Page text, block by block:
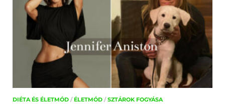
DIÉTA ÉS ÉLETMÓD / ÉLETMÓD /SZTÁROK FOGYÁSA